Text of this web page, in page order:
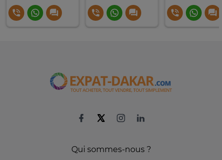
Qui sommes-nous ?